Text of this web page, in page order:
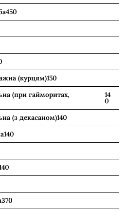
450
(курцям)150
(при гайморитах,
14
0
(з декасаном)140
140
370